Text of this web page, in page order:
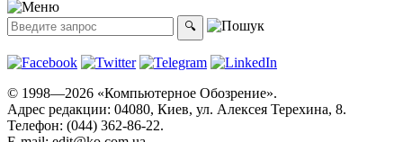
© 1998—2026 «Компьютерное Обозрение».
Адрес редакции: 04080, Киев, ул. Алексея Терехина, 8.
Телефон: (044) 362-86-22.